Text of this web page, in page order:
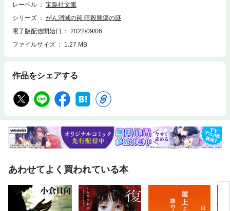
ており、夏目のもとにも刑事が訪ねてくる。さらには脅迫を受けていると
いう政治家から人間を人工的にがんにさせることができるのか」と相談さ
ル）岩木一麻1976年、埼玉県生まれ。神戸大学大学院自然科学研究科修
了。国立がん研究センター、放射線医学総合研究所で研究に従事。現在、
『時限感染』（以上、宝島社）、『テウトの創薬』（KADOKAWA）があ
る。
レーベル
宝島社文庫
シリーズ
がん消滅の罠 暗殺腫瘍の謎
電子版配信開始日
2022/09/06
ファイルサイズ
1.27 MB
作品をシェアする
あわせてよく買われている本